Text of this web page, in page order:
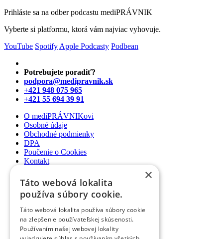
Prihláste sa na odber podcastu mediPRÁVNIK
Vyberte si platformu, ktorá vám najviac vyhovuje.
YouTube Spotify Apple Podcasty Podbean
Potrebujete poradiť?
podpora@medipravnik.sk
+421 948 075 965
+421 55 694 39 91
O mediPRÁVNIKovi
Osobné údaje
Obchodné podmienky
DPA
Poučenie o Cookies
Kontakt
Newsletter
Články
Podcasty
Informované súhlasy
Právny web pre ambulancie
Právnik na telefóne
×
Táto webová lokalita
používa súbory cookie.
Táto webová lokalita používa súbory cookie
na zlepšenie používateľskej skúsenosti.
Používaním našej webovej lokality